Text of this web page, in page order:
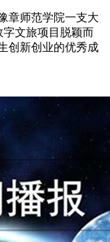
章师范学院一支大
字文旅项目脱颖而
创新创业的优秀成